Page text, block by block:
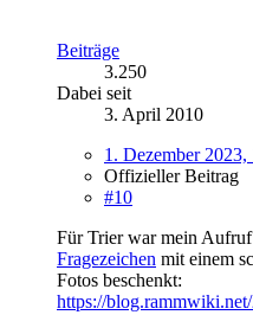
Beiträge
3.250
Dabei seit
3. April 2010
1. Dezember 2023,
Offizieller Beitrag
#10
Für Trier war mein
Fragezeichen mit einem
Fotos beschenkt:
https://